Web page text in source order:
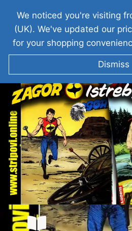
ZAGOR I
We noticed you're visiting
(UK). We've updated our
for your shopping
Dismiss